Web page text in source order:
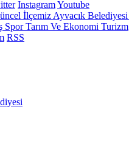
InstagramYoutube
İlçemiz Ayvacık Belediyesi
SporTarım Ve Ekonomi Turizm
RSS